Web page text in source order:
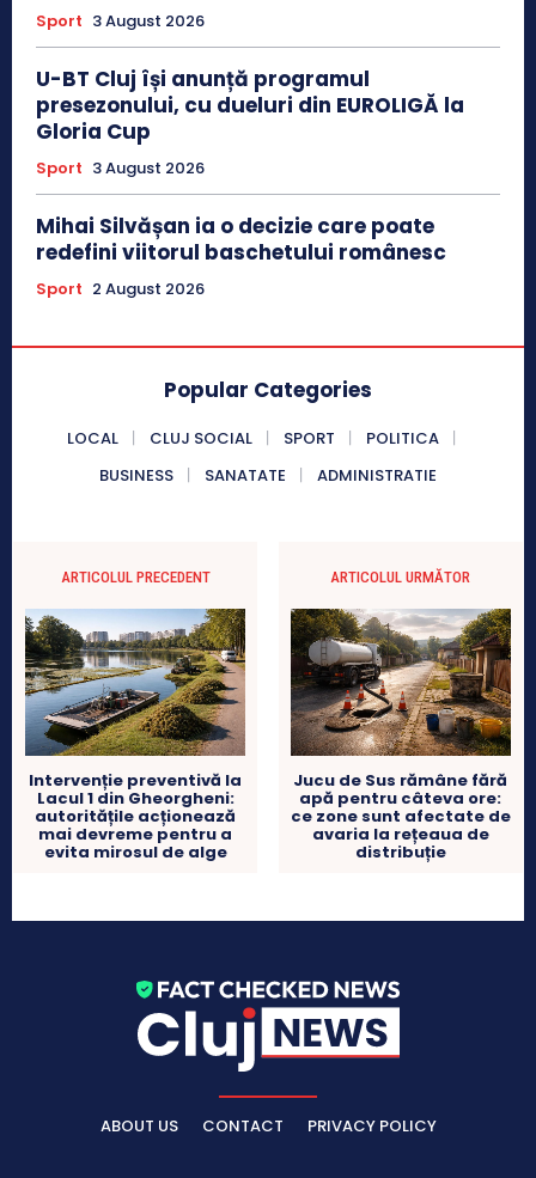
Sport 3 August 2026
U-BT Cluj își anunță programul
presezonului, cu dueluri din EUROLIGĂ la
Gloria Cup
Sport 3 August 2026
Mihai Silvășan ia o decizie care poate
redefini viitorul baschetului românesc
Sport 2 August 2026
Popular Categories
LOCAL CLUJ SOCIAL SPORT
POLITICA
BUSINESS
SANATATE ADMINISTRATIE
ARTICOLUL PRECEDENT
Intervenție preventivă la
Lacul 1 din Gheorgheni:
autoritățile acționează
mai devreme pentru a
evita mirosul de alge
ARTICOLUL URMĂTOR
Jucu de Sus rămâne fără
apă pentru câteva ore:
ce zone sunt afectate de
avaria la rețeaua de
distribuție
ABOUT US CONTACT PRIVACY POLICY